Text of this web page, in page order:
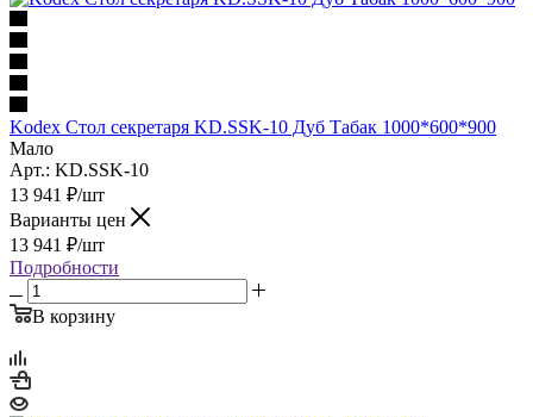
Kodex Стол секретаря KD.SSK-10 Дуб Табак 1000*600*900
Мало
Арт.: KD.SSK-10
13 941 ₽/шт
Варианты цен
13 941 ₽/шт
Подробности
В корзину